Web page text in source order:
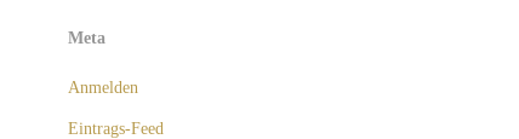
Meta
Anmelden
Eintrags-Feed